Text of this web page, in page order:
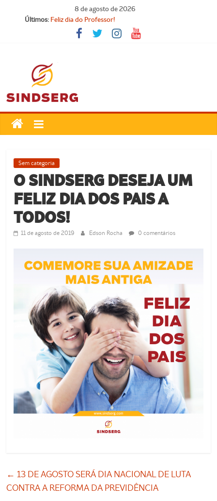
8 de agosto de 2026
Últimos: Feliz dia do Professor!
Carteira Nacional do Professor
SINDICATO FORTE, VOCÊ FORTE!
Parabéns, Convocados!
SindSerg
Guamaré
Sindicato
dos
Servidores
Públicos
Municipais
Guamaré
Sem categoria
O SINDSERG DESEJA UM
FELIZ DIA DOS PAIS A
TODOS!
11 de agosto de 2019 Edson Rocha 0 comentários
← 13 DE AGOSTO SERÁ DIA NACIONAL DE LUTA
CONTRA A REFORMA DA PREVIDÊNCIA